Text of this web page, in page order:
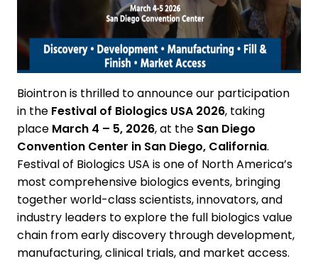
Biointron is thrilled to announce our participation
in the Festival of Biologics USA 2026, taking
place March 4 – 5, 2026, at the San Diego
Convention Center in San Diego, California.
Festival of Biologics USA is one of North America’s
most comprehensive biologics events, bringing
together world-class scientists, innovators, and
industry leaders to explore the full biologics value
chain from early discovery through development,
manufacturing, clinical trials, and market access.